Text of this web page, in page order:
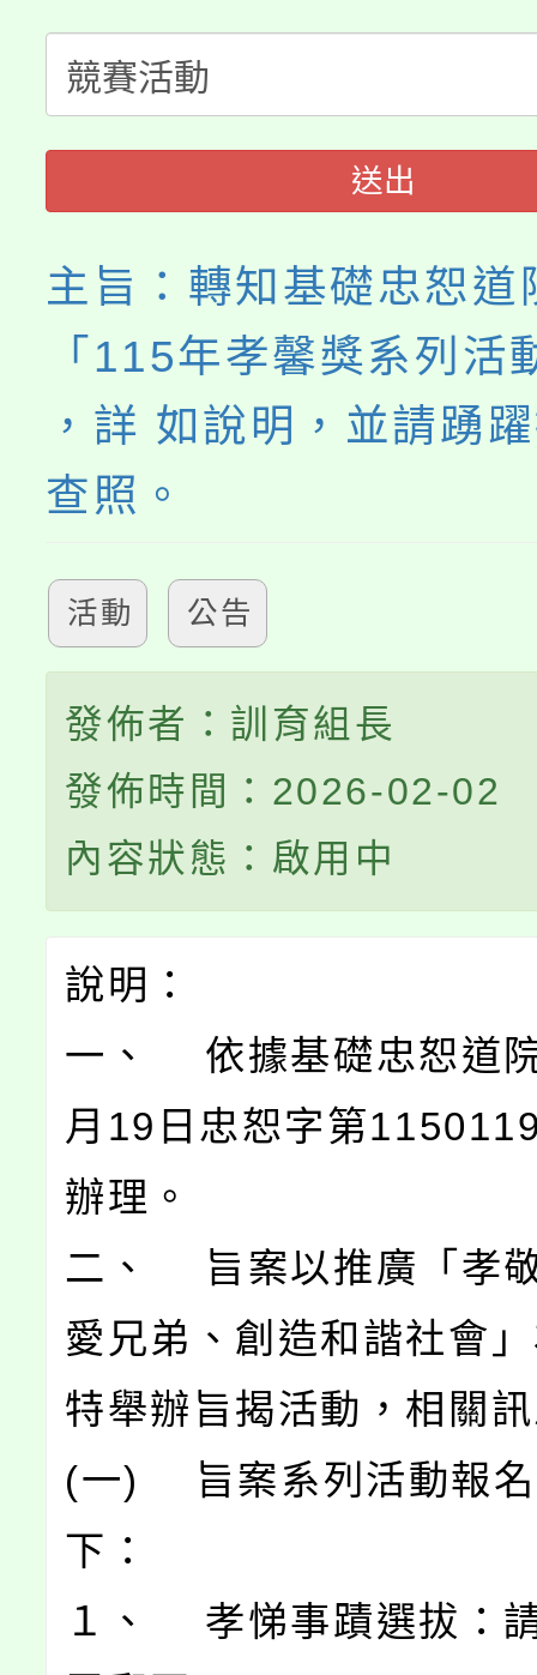
程，歡迎學生輔導中心
心理、諮商輔導、社會
系所師生報名參加。
縣市「校園短影音徵選
門員」簡章及活動海報
踴躍報名參加。
桃園市115學年度學生
要點
「桃園市補助參觀特色
展演活動實施計畫」
115年度「教育部表揚
義教育推展貢獻獎」
送出
主旨：轉知基礎忠恕道
「115年孝馨獎系列活
，詳 如說明，並請踴
查照。
活動 公告
發佈者：訓育組長
發佈時間：2026-02-02
內容狀態：啟用中
說明：
一、 依據基礎忠恕道
月19日忠恕字第
辦理。
二、 旨案以推廣「孝
愛兄弟、創造和諧社會
特舉辦旨揭活動，相關
(一) 旨案系列活動報名
下：
１、 孝悌事蹟選拔：